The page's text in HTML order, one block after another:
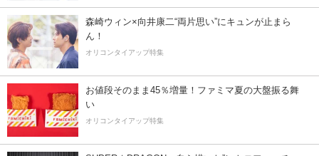
森崎ウィン×向井康二“両片思い”にキュンが止まら
ん！
オリコンタイアップ特集
お値段そのまま45％増量！ファミマ夏の大盤振る舞
い
オリコンタイアップ特集